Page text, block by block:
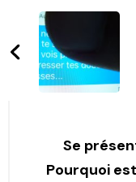
Se
Pourquoi